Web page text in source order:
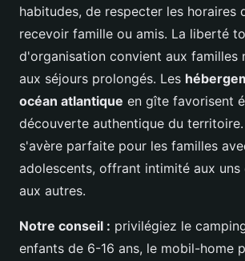
habitudes, de respecter les horaires
recevoir famille ou amis. La liberté
d'organisation convient aux familles
aux séjours prolongés. Les
océan atlantique en gîte favorisent
découverte authentique du
s'avère parfaite pour les familles
adolescents, offrant intimité aux uns
aux autres.
Notre conseil : privilégiez le
enfants de 6-16 ans, le mobil-home